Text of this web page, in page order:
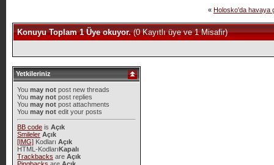
« Holosko'da havaya
Konuyu Toplam 1 Üye okuyor.(0 Kayıtlı üye ve 1 Misafir)
Yetkileriniz
You may notpost new threads
You may notpost replies
You may notpost attachments
You may notedit your posts
BB codeis Açık
Smileler Açık
[IMG]Kodları Açık
HTML-KodlarıKapalı
Trackbacks are Açık